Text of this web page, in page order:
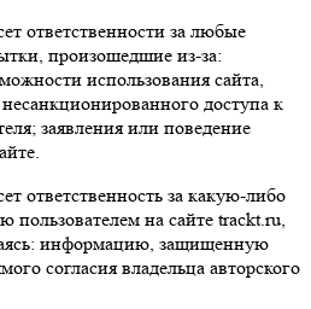
ответственности за любые
произошедшие из-за:
использования сайта,
доступа к
заявления или поведение
ответственность за какую-либо
на сайте trackt.ru,
информацию, защищенную
согласия владельца авторского